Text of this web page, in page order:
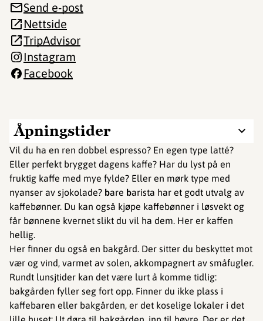
Åpningstider
Vil du ha en ren dobbel espresso? En egen type latté?
Eller perfekt brygget dagens kaffe? Har du lyst på en
fruktig kaffe med mye fylde? Eller en mørk type med
nyanser av sjokolade? bare barista har et godt utvalg av
kaffebønner. Du kan også kjøpe kaffebønner i løsvekt og
får bønnene kvernet slikt du vil ha dem. Her er kaffen
hellig.
Her finner du også en bakgård. Der sitter du beskyttet mot
vær og vind, varmet av solen, akkompagnert av småfugler.
Rundt lunsjtider kan det være lurt å komme tidlig:
bakgården fyller seg fort opp. Finner du ikke plass i
kaffebaren eller bakgården, er det koselige lokaler i det
Send e-post
Nettside
TripAdvisor
Instagram
Facebook